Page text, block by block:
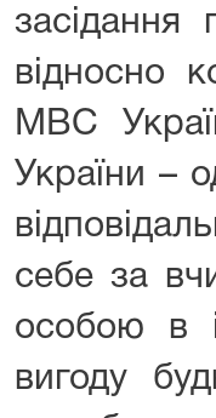
засідання
відносно
МВС
України –
себе за
особою в
вигоду